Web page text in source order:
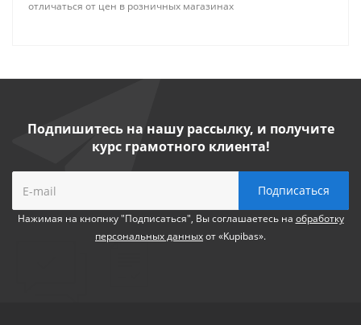
отличаться от цен в розничных магазинах
Подпишитесь на нашу рассылку, и получите
курс грамотного клиента!
Нажимая на кнопнку "Подписаться", Вы соглашаетесь на обработку
персональных данныхот «Kupibas».